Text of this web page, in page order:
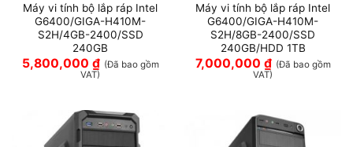
Máy vi tính bộ lắp ráp Intel
G6400/GIGA-H410M-
S2H/4GB-2400/SSD
240GB
5,800,000 ₫ (Đã bao gồm
VAT)
Máy vi tính bộ lắp ráp Intel
G6400/GIGA-H410M-
S2H/8GB-2400/SSD
240GB/HDD 1TB
7,000,000 ₫ (Đã bao gồm
VAT)